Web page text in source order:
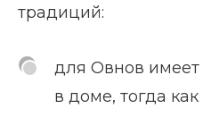
традиций:
для Овнов имеет
в доме, тогда